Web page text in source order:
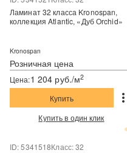
Розничная цена
Цена:1 204 руб./м2
Ламинат 32 класса Kronospan,
коллекция Atlantic, «Дуб Orchid»
Kronospan
Купить
Купить в один клик
ID: 5341518Класс: 32